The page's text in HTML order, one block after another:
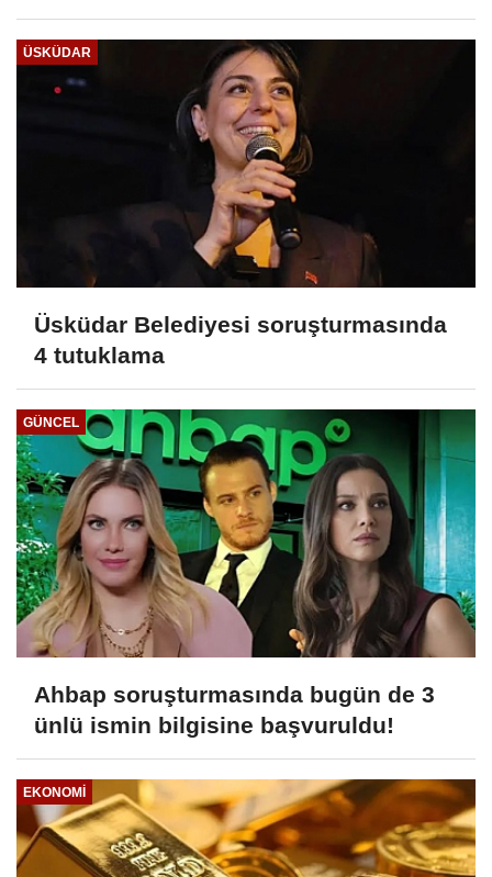
ÜSKÜDAR
Üsküdar Belediyesi soruşturmasında
4 tutuklama
GÜNCEL
Ahbap soruşturmasında bugün de 3
ünlü ismin bilgisine başvuruldu!
EKONOMI